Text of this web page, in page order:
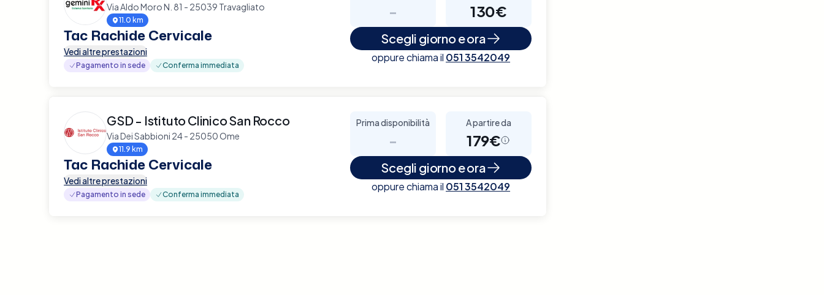
Via Aldo Moro N. 81 - 25039 Travagliato
11.0 km
Tac Rachide Cervicale
Vedi altre prestazioni
Pagamento in sede Conferma immediata
- 130€
Scegli giorno e ora
oppure chiama il 051 3542049
GSD - Istituto Clinico San Rocco
Via Dei Sabbioni 24 - 25050 Ome
11.9 km
Tac Rachide Cervicale
Vedi altre prestazioni
Pagamento in sede Conferma immediata
Prima disponibilità
-
A partire da
179€
Scegli giorno e ora
oppure chiama il 051 3542049